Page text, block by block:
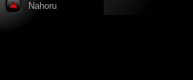
Nahoru